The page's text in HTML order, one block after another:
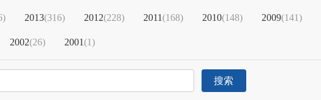
) 2013(316) 2012(228) 2011(168) 2010(148) 2009(141)
2002(26) 2001(1)
搜索